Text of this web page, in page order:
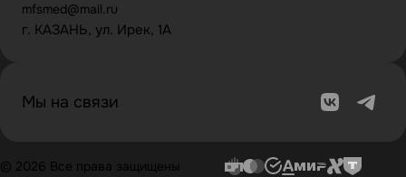
mfsmed@mail.ru
г. КАЗАНЬ, ул. Ирек, 1А
Мы на связи
© 2026 Все права защищены